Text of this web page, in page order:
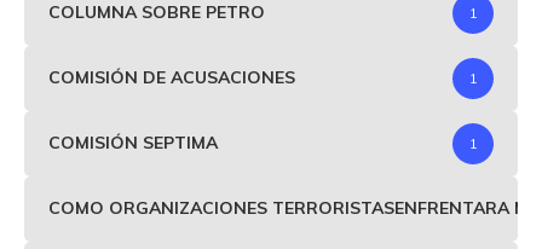
COLUMNA SOBRE PETRO 1
COMISIÓN DE ACUSACIONES 1
COMISIÓN SEPTIMA 1
COMO ORGANIZACIONES TERRORISTASENFRENTARA